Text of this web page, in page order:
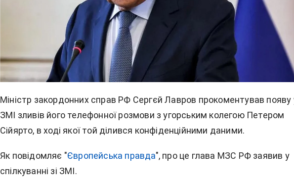
Міністр закордонних справ РФ Сергєй Лавров прокоментував появу
ЗМІ зливів його телефонної розмови з угорським колегою Петером
Сійярто, в ході якої той ділився конфіденційними даними.
Як повідомляє "Європейська правда", про це глава МЗС РФ заявив у
спілкуванні зі ЗМІ.